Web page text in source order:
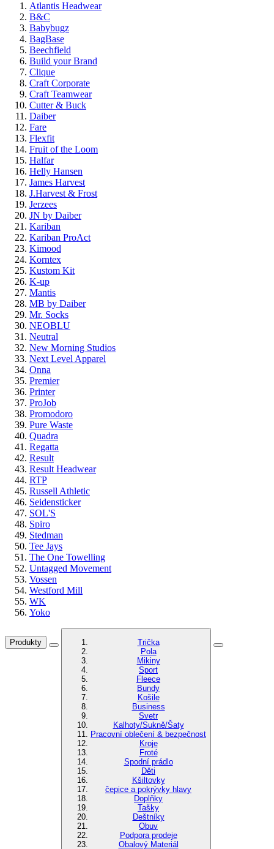
Atlantis Headwear
B&C
Babybugz
BagBase
Beechfield
Build your Brand
Clique
Craft Corporate
Craft Teamwear
Cutter & Buck
Daiber
Fare
Flexfit
Fruit of the Loom
Halfar
Helly Hansen
James Harvest
J.Harvest & Frost
Jerzees
JN by Daiber
Kariban
Kariban ProAct
Kimood
Korntex
Kustom Kit
K-up
Mantis
MB by Daiber
Mr. Socks
NEOBLU
Neutral
New Morning Studios
Next Level Apparel
Onna
Premier
Printer
ProJob
Promodoro
Pure Waste
Quadra
Regatta
Result
Result Headwear
RTP
Russell Athletic
Seidensticker
SOL'S
Spiro
Stedman
Tee Jays
The One Towelling
Untagged Movement
Vossen
Westford Mill
WK
Yoko
Produkty
Trička
Pola
Mikiny
Sport
Fleece
Bundy
Košile
Business
Svetr
Kalhoty/Sukně/Šaty
Pracovní oblečení & bezpečnost
Kroje
Froté
Spodní prádlo
Děti
Kšiltovky
čepice a pokrývky hlavy
Doplňky
Tašky
Deštníky
Obuv
Podpora prodeje
Obalový Materiál